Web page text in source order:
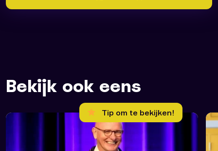
omschrijving mee van de engel...
Bekijk ook eens
Tip om te bekijken!